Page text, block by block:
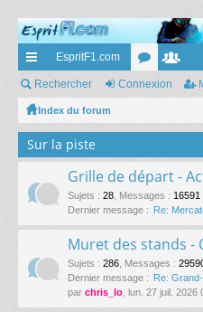
cc
ès
ra
pi
de
EspritF1.com
or
s
e
es
Rechercher Connexion
Index du forum
Sur la piste
Grille de départ -
Sujets : 28 Messages : 16591
Dernier message : Re:
Muret des stands -
Sujets : 286 Messages :
Dernier message : Re:
par chris_lo , lun. 27 juil. 2026